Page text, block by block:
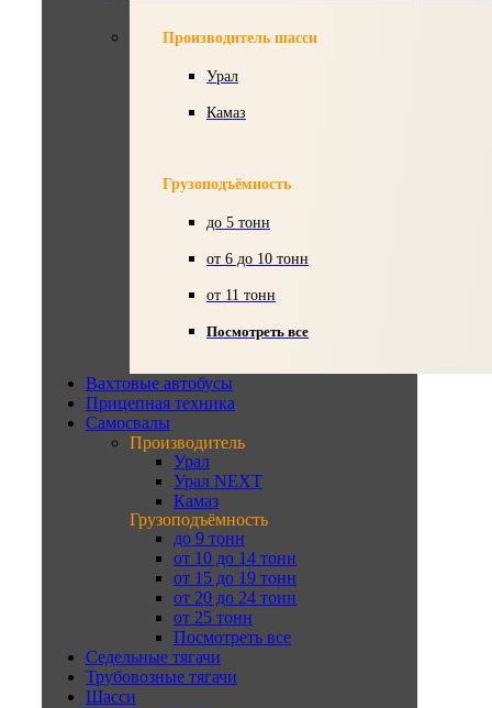
Производитель шасси
Урал
Камаз
Грузоподъёмность
до 5 тонн
от 6 до 10 тонн
от 11 тонн
Посмотреть все
Вахтовые автобусы
Прицепная техника
Самосвалы
Производитель
Урал
Урал NEXT
Камаз
Грузоподъёмность
до 9 тонн
от 10 до 14 тонн
от 15 до 19 тонн
от 20 до 24 тонн
от 25 тонн
Посмотреть все
Седельные тягачи
Трубовозные тягачи
Шасси